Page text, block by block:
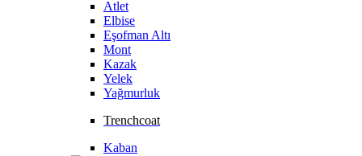
Atlet
Elbise
Eşofman Altı
Mont
Kazak
Yelek
Yağmurluk
Trenchcoat
Kaban